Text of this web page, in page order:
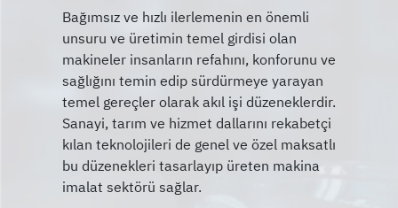
Bağımsız ve hızlı ilerlemenin en önemli
unsuru ve üretimin temel girdisi olan
makineler insanların refahını, konforunu ve
sağlığını temin edip sürdürmeye yarayan
temel gereçler olarak akıl işi düzeneklerdir.
Sanayi, tarım ve hizmet dallarını rekabetçi
kılan teknolojileri de genel ve özel maksatlı
bu düzenekleri tasarlayıp üreten makina